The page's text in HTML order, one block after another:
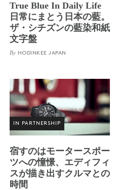
True Blue In Daily Life
日常にまとう日本の藍。
ザ・シチズンの藍染和紙
文字盤
By HODINKEE JAPAN
IN PARTNERSHIP
宿すのはモータースポー
ツへの憧憬、エディフィ
スが描き出すクルマとの
時間